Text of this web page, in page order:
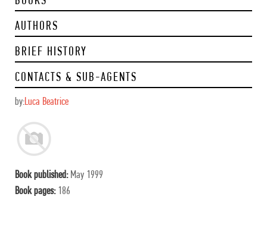
AUTHORS
BRIEF HISTORY
CONTACTS & SUB-AGENTS
by:Luca Beatrice
Book published: May 1999
Book pages: 186